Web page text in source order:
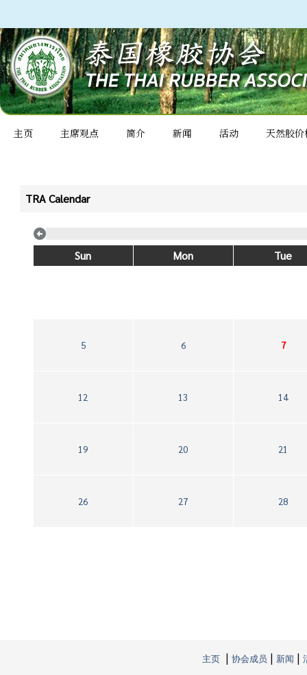
主页 主席观点 简介 新闻 活动 天然胶价
TRA Calendar
Sun Mon Tue
5 6 7
12 13 14
19 20 21
26 27 28
主页 | 协会成员 | 新闻 |